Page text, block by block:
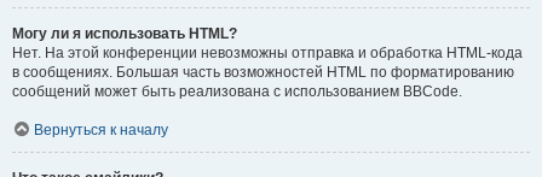
Могу ли я использовать HTML?
Нет. На этой конференции невозможны отправка и обработка HTML-кода
в сообщениях. Большая часть возможностей HTML по форматированию
сообщений может быть реализована с использованием BBCode.
Вернуться к началу